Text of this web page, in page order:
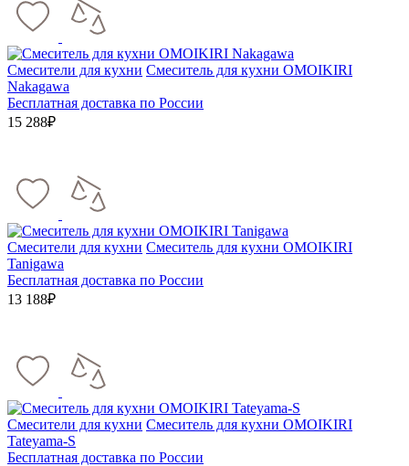
Смесители для кухни Смеситель для кухни OMOIKIRI
Nakagawa
Бесплатная доставка по России
15 288₽
Смесители для кухни Смеситель для кухни OMOIKIRI
Tanigawa
Бесплатная доставка по России
13 188₽
Смесители для кухни Смеситель для кухни OMOIKIRI
Tateyama-S
Бесплатная доставка по России